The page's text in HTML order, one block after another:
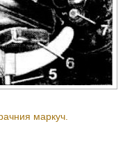
маркуч.